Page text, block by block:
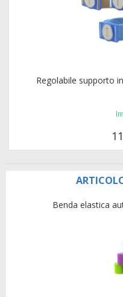
Regolabile supporto
Benda elastica